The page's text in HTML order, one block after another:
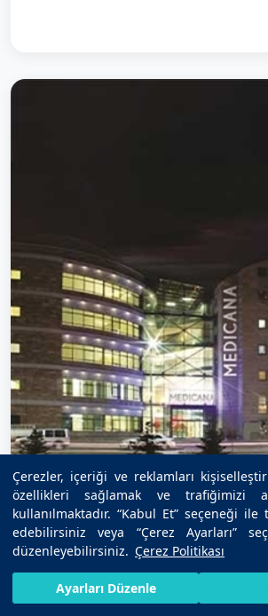
Çerezler, içeriği ve reklamları
özellikleri sağlamak ve trafiğimizi
kullanılmaktadır. “Kabul Et” seçeneği
edebilirsiniz veya “Çerez Ayarları”
düzenleyebilirsiniz. Çerez Politikası
Ayarları Düzenle
HIZLI RANDEVU AL